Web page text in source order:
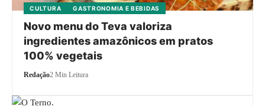
CULTURA GASTRONOMIA E BEBIDAS
Novo menu do Teva valoriza
ingredientes amazônicos em pratos
100% vegetais
Redação2 Min Leitura